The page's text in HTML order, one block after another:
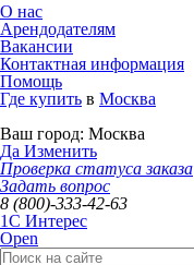
О нас
Арендодателям
Вакансии
Контактная информация
Помощь
Где купить в Москва
Ваш город: Москва
Да Изменить
Проверка статуса заказа
Задать вопрос
8 (800)-333-42-63
1C Интерес
Open